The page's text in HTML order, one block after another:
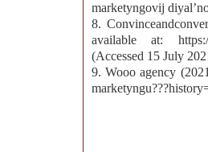
marketyngovij
8.
available at: https://
(Accessed 15 July
9. Wooo agency